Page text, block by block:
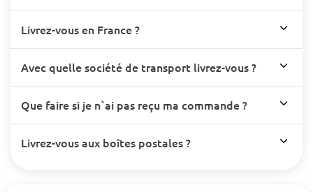
Livrez-vous en France ?
Avec quelle société de transport livrez-vous ?
Que faire si je n`ai pas reçu ma commande ?
Livrez-vous aux boîtes postales ?